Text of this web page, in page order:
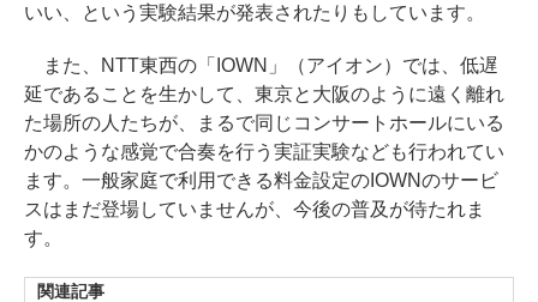
いい、という実験結果が発表されたりもしています。
また、NTT東西の「IOWN」（アイオン）では、低遅
延であることを生かして、東京と大阪のように遠く離れ
た場所の人たちが、まるで同じコンサートホールにいる
かのような感覚で合奏を行う実証実験なども行われてい
ます。一般家庭で利用できる料金設定のIOWNのサービ
スはまだ登場していませんが、今後の普及が待たれま
す。
関連記事